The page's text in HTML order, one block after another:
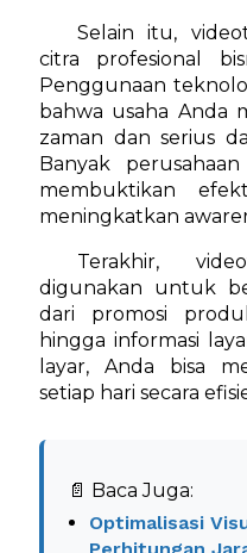
Selain itu,
citra profesional
Penggunaan
bahwa usaha Anda
zaman dan serius
Banyak
membuktikan
meningkatkan
Terakhir,
digunakan untuk
dari promosi
hingga informasi
layar, Anda bisa
setiap hari secara
📄 Baca Juga:
Optimalisasi